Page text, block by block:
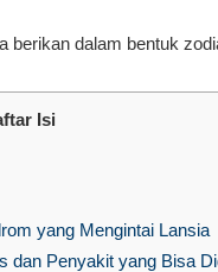
berikan dalam bentuk
Isi
yang Mengintai Lansia
dan Penyakit yang Bisa